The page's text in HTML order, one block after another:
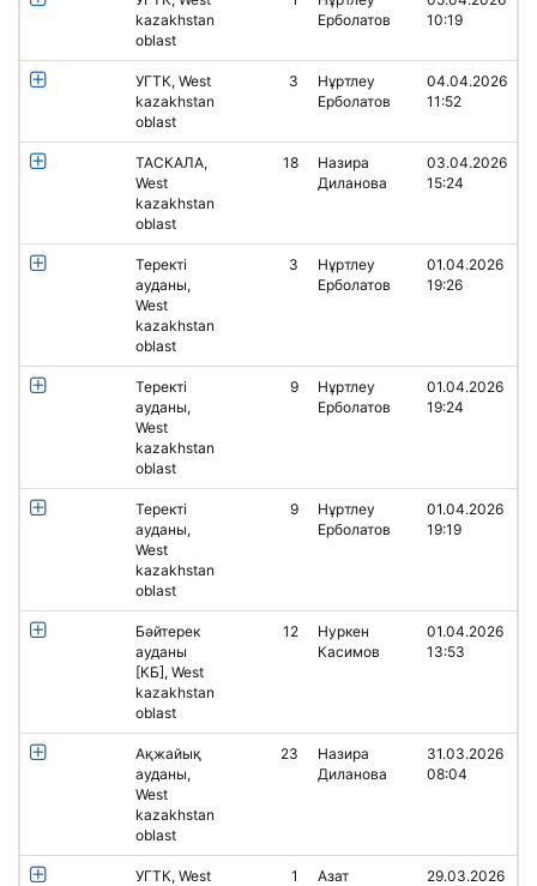
kazakhstan
oblast
Ерболатов
10:19
УГТК, West
kazakhstan
oblast
3
Нұртлеу
Ерболатов
04.04.2026
11:52
ТАСКАЛА,
West
kazakhstan
oblast
18
Назира
Диланова
03.04.2026
15:24
Теректі
ауданы,
West
kazakhstan
oblast
3
Нұртлеу
Ерболатов
01.04.2026
19:26
Теректі
ауданы,
West
kazakhstan
oblast
9
Нұртлеу
Ерболатов
01.04.2026
19:24
Теректі
ауданы,
West
kazakhstan
oblast
9
Нұртлеу
Ерболатов
01.04.2026
19:19
Бәйтерек
ауданы
[КБ], West
kazakhstan
oblast
12
Нуркен
Касимов
01.04.2026
13:53
Ақжайық
ауданы,
West
kazakhstan
oblast
23
Назира
Диланова
31.03.2026
08:04
УГТК, West
1
Азат
29.03.2026